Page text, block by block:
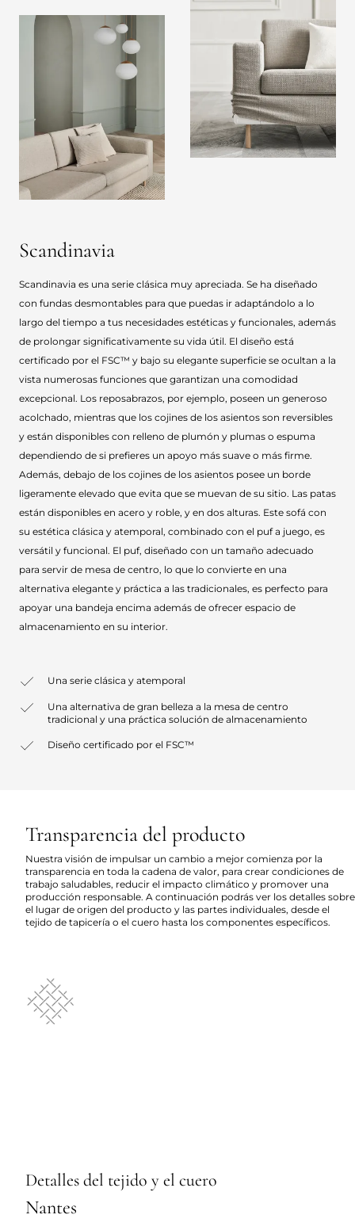
Scandinavia
Scandinavia es una serie clásica muy apreciada. Se ha diseñado
con fundas desmontables para que puedas ir adaptándolo a lo
largo del tiempo a tus necesidades estéticas y funcionales, además
de prolongar significativamente su vida útil. El diseño está
certificado por el FSC™ y bajo su elegante superficie se ocultan a la
vista numerosas funciones que garantizan una comodidad
excepcional. Los reposabrazos, por ejemplo, poseen un generoso
acolchado, mientras que los cojines de los asientos son reversibles
y están disponibles con relleno de plumón y plumas o espuma
dependiendo de si prefieres un apoyo más suave o más firme.
Además, debajo de los cojines de los asientos posee un borde
ligeramente elevado que evita que se muevan de su sitio. Las patas
están disponibles en acero y roble, y en dos alturas. Este sofá con
su estética clásica y atemporal, combinado con el puf a juego, es
versátil y funcional. El puf, diseñado con un tamaño adecuado
para servir de mesa de centro, lo que lo convierte en una
alternativa elegante y práctica a las tradicionales, es perfecto para
apoyar una bandeja encima además de ofrecer espacio de
almacenamiento en su interior.
Una serie clásica y atemporal
Una alternativa de gran belleza a la mesa de centro
tradicional y una práctica solución de almacenamiento
Diseño certificado por el FSC™
Transparencia del producto
Nuestra visión de impulsar un cambio a mejor comienza por la
transparencia en toda la cadena de valor, para crear condiciones de
trabajo saludables, reducir el impacto climático y promover una
producción responsable. A continuación podrás ver los detalles sobre
el lugar de origen del producto y las partes individuales, desde el
tejido de tapicería o el cuero hasta los componentes específicos.
Detalles del tejido y el cuero
Nantes